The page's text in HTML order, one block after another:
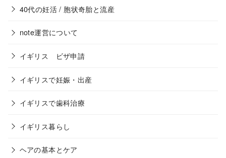
40代の妊活 / 胞状奇胎と流産
note運営について
イギリス ビザ申請
イギリスで妊娠・出産
イギリスで歯科治療
イギリス暮らし
ヘアの基本とケア